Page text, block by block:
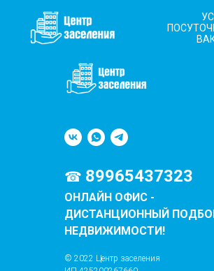
☎ 89965437323
ОНЛАЙН ОФИС -
ДИСТАНЦИОННЫЙ
НЕДВИЖИМОСТИ!
© 2022 Центр заселения